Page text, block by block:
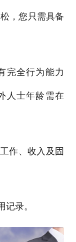
，您只需具备
完全行为能力
人士年龄需在
作、收入及固
录。